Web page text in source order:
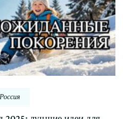
Россия